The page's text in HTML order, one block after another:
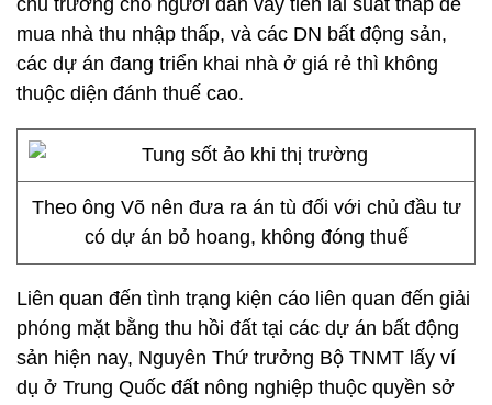
chủ trương cho người dân vay tiền lãi suất thấp để
mua nhà thu nhập thấp, và các DN bất động sản,
các dự án đang triển khai nhà ở giá rẻ thì không
thuộc diện đánh thuế cao.
Theo ông Võ nên đưa ra án tù đối với chủ đầu tư
có dự án bỏ hoang, không đóng thuế
Liên quan đến tình trạng kiện cáo liên quan đến giải
phóng mặt bằng thu hồi đất tại các dự án bất động
sản hiện nay, Nguyên Thứ trưởng Bộ TNMT lấy ví
dụ ở Trung Quốc đất nông nghiệp thuộc quyền sở